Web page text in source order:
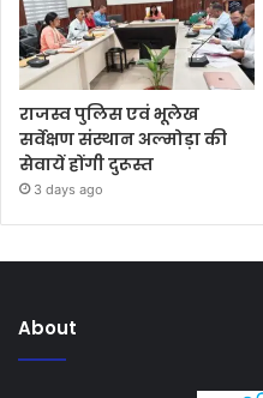
राजस्व पुलिस एवं भूलेख
सर्वेक्षण संस्थान अल्मोड़ा की
सेवायें होंगी दुरूस्त
3 days ago
About